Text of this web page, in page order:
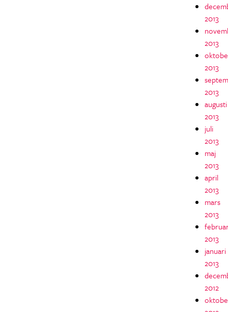
2013
2013
2013
2013
augusti
2013
juli
2013
maj
2013
april
2013
mars
2013
2013
januari
2013
2012